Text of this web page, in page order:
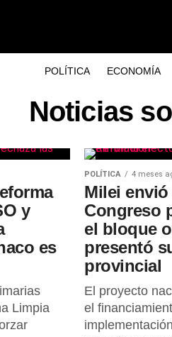
POLÍTICA ECONOMÍA
Noticias
y
es
Limpia
POLÍTICA 4 meses
Milei
Congreso
el bloque
presentó
provincial
El proyecto
el